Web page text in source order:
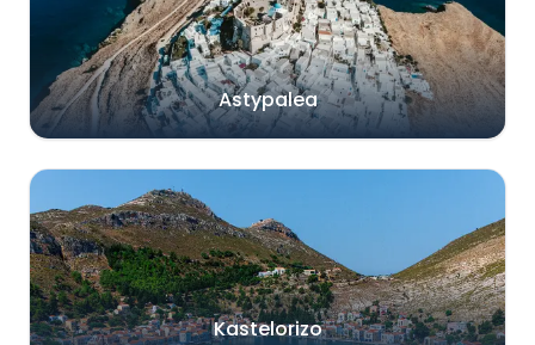
Astypalea
Kastelorizo